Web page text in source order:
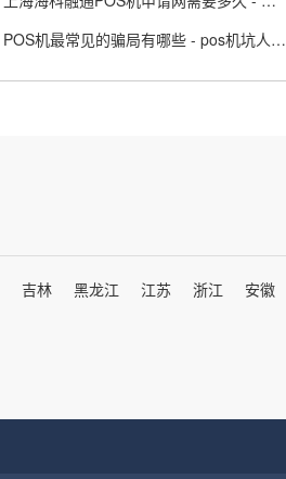
POS机最常见的骗局有哪些 - pos机坑人套路
吉林 黑龙江 江苏 浙江 安徽